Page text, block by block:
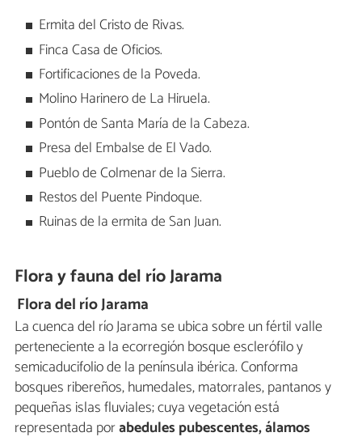
Ermita del Cristo de Rivas.
Finca Casa de Oficios.
Fortificaciones de la Poveda.
Molino Harinero de La Hiruela.
Pontón de Santa María de la Cabeza.
Presa del Embalse de El Vado.
Pueblo de Colmenar de la Sierra.
Restos del Puente Pindoque.
Ruinas de la ermita de San Juan.
Flora y fauna del río Jarama
Flora del río Jarama
La cuenca del río Jarama se ubica sobre un fértil valle
perteneciente a la ecorregión bosque esclerófilo y
semicaducifolio de la península ibérica. Conforma
bosques ribereños, humedales, matorrales, pantanos y
pequeñas islas fluviales; cuya vegetación está
representada porabedules pubescentes, álamos